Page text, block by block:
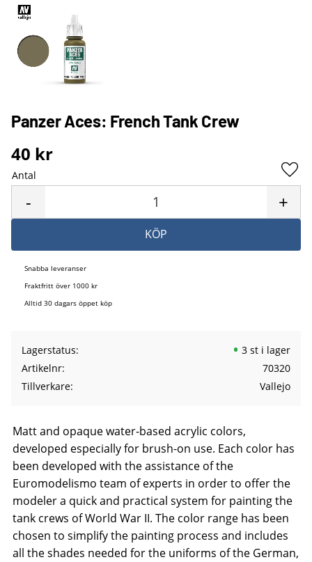
Panzer Aces: French Tank Crew
40 kr
Antal
+
-
KÖP
Snabba leveranser
Fraktfritt över 1000 kr
Alltid 30 dagars öppet köp
Lagerstatus
3 st i lager
Artikelnr
70320
Tillverkare
Vallejo
Matt and opaque water-based acrylic colors,
developed especially for brush-on use. Each color has
been developed with the assistance of the
Euromodelismo team of experts in order to offer the
modeler a quick and practical system for painting the
tank crews of World War II. The color range has been
chosen to simplify the painting process and includes
all the shades needed for the uniforms of the German,